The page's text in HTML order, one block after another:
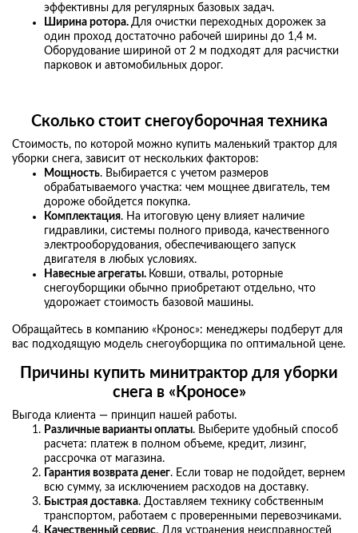
эффективны для регулярных базовых задач.
Ширина ротора. Для очистки переходных дорожек за
один проход достаточно рабочей ширины до 1,4 м.
Оборудование шириной от 2 м подходят для расчистки
парковок и автомобильных дорог.
Сколько стоит снегоуборочная техника
Стоимость, по которой можно купить маленький трактор для
уборки снега, зависит от нескольких факторов:
Мощность. Выбирается с учетом размеров
обрабатываемого участка: чем мощнее двигатель, тем
дороже обойдется покупка.
Комплектация. На итоговую цену влияет наличие
гидравлики, системы полного привода, качественного
электрооборудования, обеспечивающего запуск
двигателя в любых условиях.
Навесные агрегаты. Ковши, отвалы, роторные
снегоуборщики обычно приобретают отдельно, что
удорожает стоимость базовой машины.
Обращайтесь в компанию «Кронос»: менеджеры подберут для
вас подходящую модель снегоуборщика по оптимальной цене.
Причины купить минитрактор для уборки
снега в «Кроносе»
Выгода клиента — принцип нашей работы.
Различные варианты оплаты. Выберите удобный способ
расчета: платеж в полном объеме, кредит, лизинг,
рассрочка от магазина.
Гарантия возврата денег. Если товар не подойдет, вернем
всю сумму, за исключением расходов на доставку.
Быстрая доставка. Доставляем технику собственным
транспортом, работаем с проверенными перевозчиками.
Качественный сервис. Для устранения неисправностей